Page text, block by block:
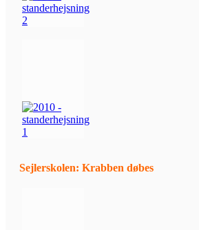
Sejlerskolen: Krabben døbes